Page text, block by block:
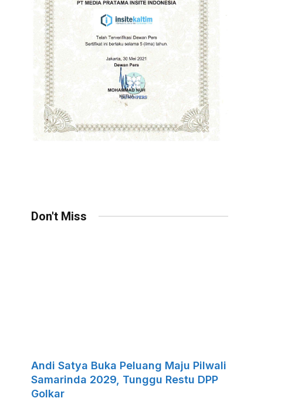
Don't Miss
Andi Satya Buka Peluang Maju Pilwali
Samarinda 2029, Tunggu Restu DPP
Golkar